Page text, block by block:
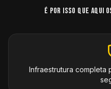
É POR ISSO QUE AQUI
Infraestrutura completa